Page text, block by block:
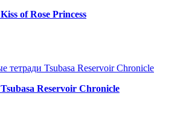
Kiss of Rose Princess
Tsubasa Reservoir Chronicle